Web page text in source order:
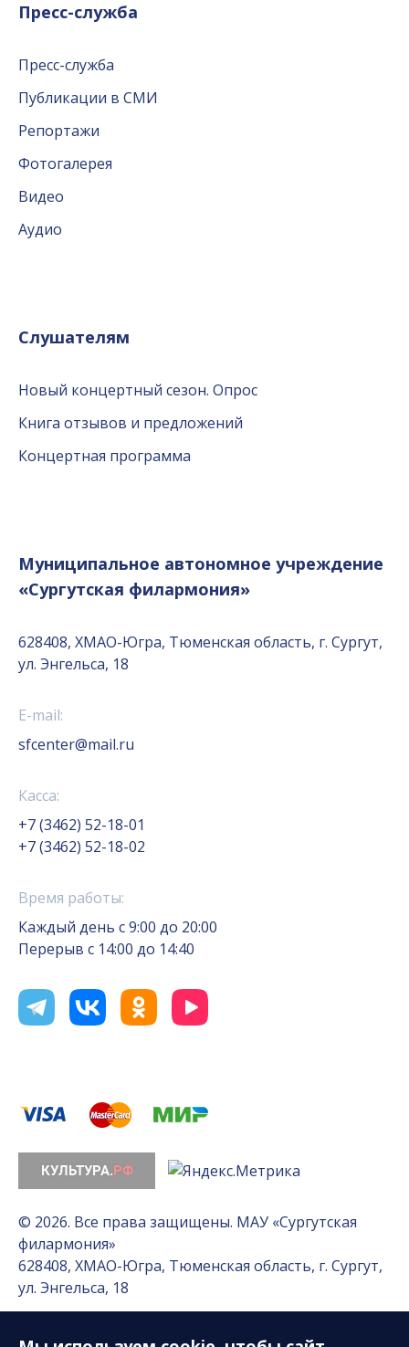
Пресс-служба
Пресс-служба
Публикации в СМИ
Репортажи
Фотогалерея
Видео
Аудио
Слушателям
Новый концертный сезон. Опрос
Книга отзывов и предложений
Концертная программа
Муниципальное автономное учреждение
«Сургутская филармония»
628408, ХМАО-Югра, Тюменская область, г. Сургут,
ул. Энгельса, 18
E-mail:
sfcenter@mail.ru
Касса:
+7 (3462) 52-18-01
+7 (3462) 52-18-02
Время работы:
Каждый день с 9:00 до 20:00
Перерыв с 14:00 до 14:40
© 2026. Все права защищены. МАУ «Сургутская
филармония»
628408, ХМАО-Югра, Тюменская область, г. Сургут,
ул. Энгельса, 18